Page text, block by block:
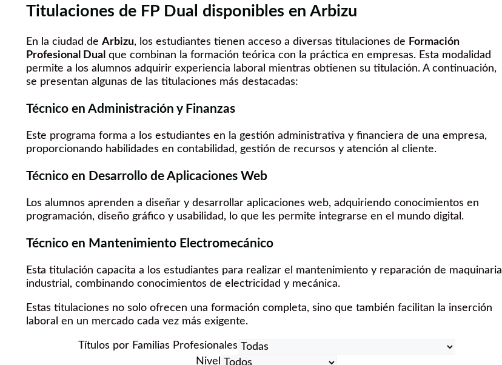
Titulaciones de FP Dual disponibles en Arbizu
En la ciudad de Arbizu, los estudiantes tienen acceso a diversas titulaciones de Formación
Profesional Dual que combinan la formación teórica con la práctica en empresas. Esta modalidad
permite a los alumnos adquirir experiencia laboral mientras obtienen su titulación. A continuación,
se presentan algunas de las titulaciones más destacadas:
Técnico en Administración y Finanzas
Este programa forma a los estudiantes en la gestión administrativa y financiera de una empresa,
proporcionando habilidades en contabilidad, gestión de recursos y atención al cliente.
Técnico en Desarrollo de Aplicaciones Web
Los alumnos aprenden a diseñar y desarrollar aplicaciones web, adquiriendo conocimientos en
programación, diseño gráfico y usabilidad, lo que les permite integrarse en el mundo digital.
Técnico en Mantenimiento Electromecánico
Esta titulación capacita a los estudiantes para realizar el mantenimiento y reparación de maquinaria
industrial, combinando conocimientos de electricidad y mecánica.
Estas titulaciones no solo ofrecen una formación completa, sino que también facilitan la inserción
laboral en un mercado cada vez más exigente.
Títulos por Familias Profesionales
Nivel